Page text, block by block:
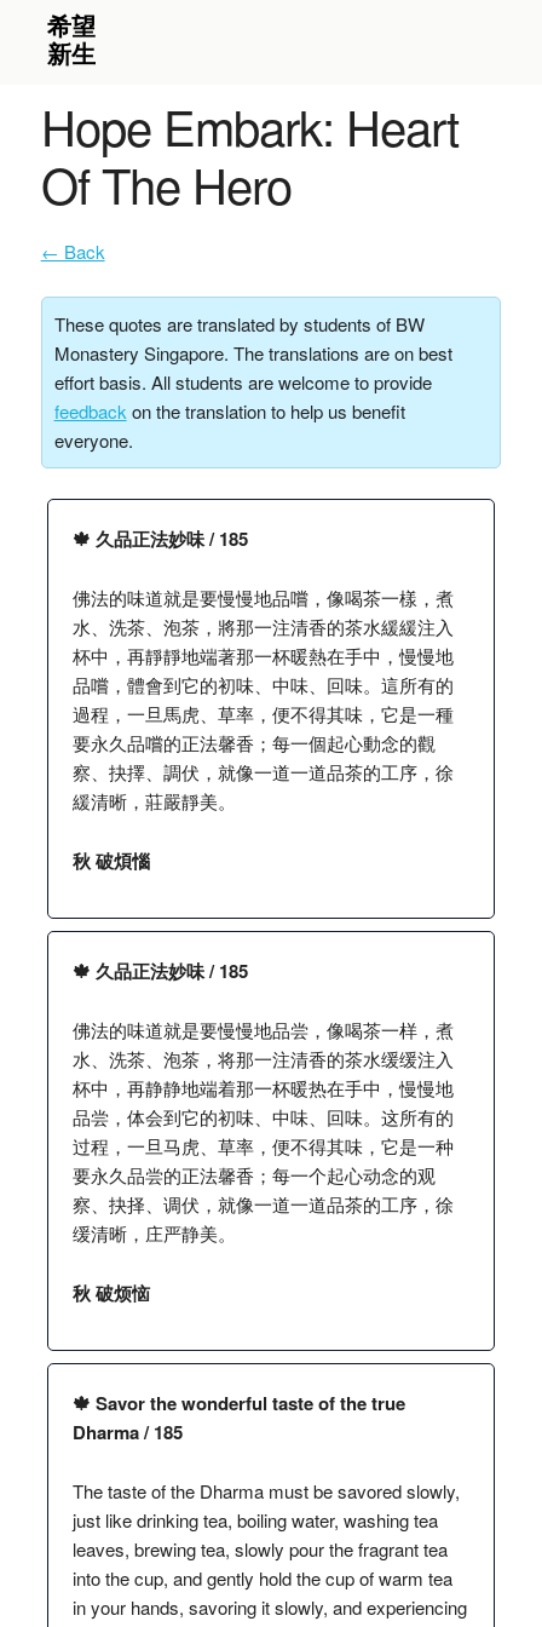
Hope Embark: Heart
Of The Hero
← Back
These quotes are translated by students of BW
Monastery Singapore. The translations are on best
effort basis. All students are welcome to provide
feedback on the translation to help us benefit
everyone.
🍁 久品正法妙味 / 185
佛法的味道就是要慢慢地品嚐，像喝茶一樣，煮
水、洗茶、泡茶，將那一注清香的茶水緩緩注入
杯中，再靜靜地端著那一杯暖熱在手中，慢慢地
品嚐，體會到它的初味、中味、回味。這所有的
過程，一旦馬虎、草率，便不得其味，它是一種
要永久品嚐的正法馨香；每一個起心動念的觀
察、抉擇、調伏，就像一道一道品茶的工序，徐
緩清晰，莊嚴靜美。
秋 破煩惱
🍁 久品正法妙味 / 185
佛法的味道就是要慢慢地品尝，像喝茶一样，煮
水、洗茶、泡茶，将那一注清香的茶水缓缓注入
杯中，再静静地端着那一杯暖热在手中，慢慢地
品尝，体会到它的初味、中味、回味。这所有的
过程，一旦马虎、草率，便不得其味，它是一种
要永久品尝的正法馨香；每一个起心动念的观
察、抉择、调伏，就像一道一道品茶的工序，徐
缓清晰，庄严静美。
秋 破烦恼
🍁 Savor the wonderful taste of the true
Dharma / 185
The taste of the Dharma must be savored slowly,
just like drinking tea, boiling water, washing tea
leaves, brewing tea, slowly pour the fragrant tea
into the cup, and gently hold the cup of warm tea
in your hands, savoring it slowly, and experiencing